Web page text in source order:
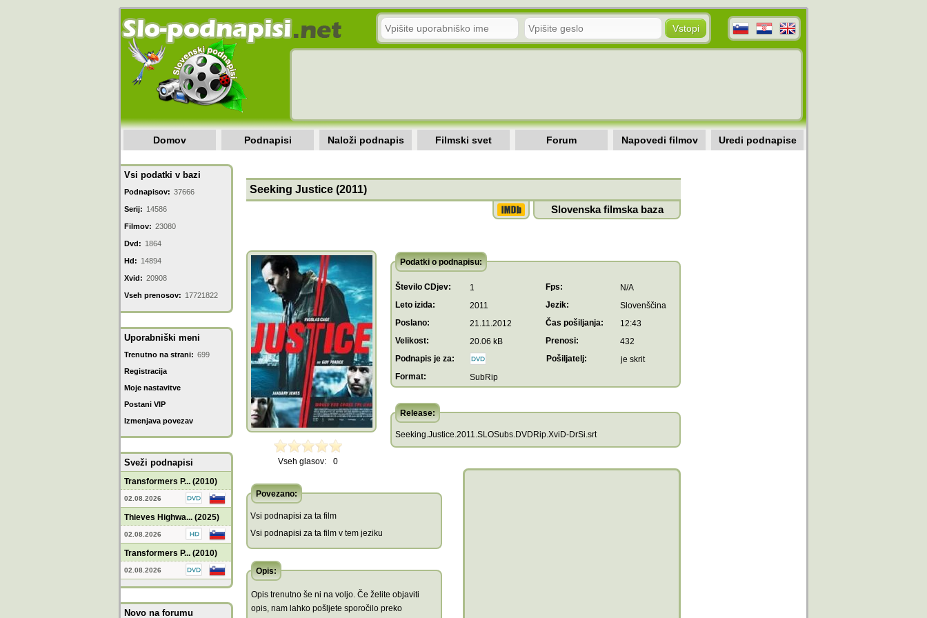
Domov Podnapisi Naloži podnapis Filmski svet Forum Napovedi filmov Uredi podnapise
Vsi podatki v bazi
Podnapisov: 37666
Serij: 14586
Filmov: 23080
Dvd: 1864
Hd: 14894
Xvid: 20908
Vseh prenosov: 17721822
Uporabniški meni
Trenutno na strani: 699
Registracija
Moje nastavitve
Postani VIP
Izmenjava povezav
Sveži podnapisi
Transformers P... (2010)
02.08.2026
Thieves Highwa... (2025)
02.08.2026
Transformers P... (2010)
02.08.2026
Novo na forumu
Seeking Justice (2011)
Slovenska filmska baza
Vseh glasov: 0
Podatki o podnapisu:
Število CDjev: 1 Fps:
N/A
Leto izida:
2011 Jezik:
Slovenščina
Poslano:
21.11.2012 Čas pošiljanja:
12:43
Velikost:
20.06 kB Prenosi:
432
Podnapis je za:
Pošiljatelj:
je skrit
Format:
SubRip
Release:
Seeking.Justice.2011.SLOSubs.DVDRip.XviD-DrSi.srt
Povezano:
Vsi podnapisi za ta film
Vsi podnapisi za ta film v tem jeziku
Opis:
Opis trenutno še ni na voljo. Če želite objaviti
opis, nam lahko pošljete sporočilo preko